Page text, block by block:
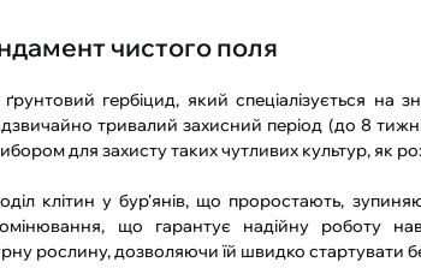
чистого поля
гербіцид, який спеціалізується на
тривалий захисний період (до 8
для захисту таких чутливих культур, як
клітин у бур'янів, що проростають,
що гарантує надійну роботу
рослину, дозволяючи їй швидко стартувати